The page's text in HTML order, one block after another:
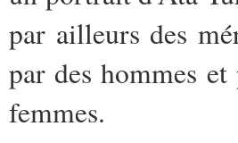
par ailleurs des
par des hommes
femmes.